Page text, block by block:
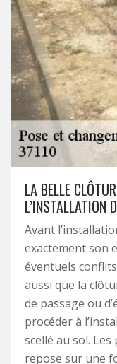
LA BELLE
L’INSTALLATION
Avant
exactement son
éventuels
aussi que la
de passage ou
procéder à
scellé au sol.
repose sur une